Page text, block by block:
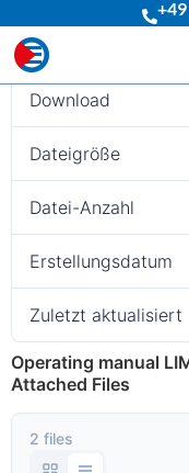
Download
Download
Dateigröße
Datei-Anzahl
Erstellungsdatum
Zuletzt aktualisiert
Operating manual
Attached Files
2 files